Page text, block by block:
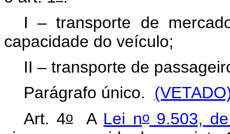
I – transporte de
capacidade do veículo;
II – transporte de
Parágrafo único.
Art. 4oA Lei no9.503, de